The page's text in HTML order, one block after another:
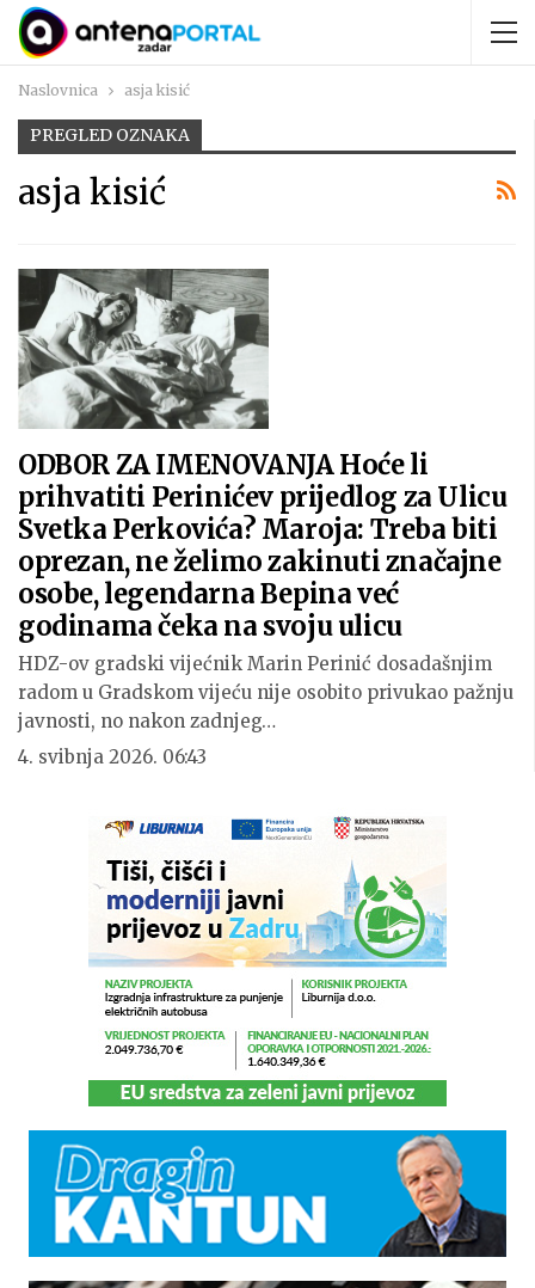
Naslovnica asja kisić
PREGLED OZNAKA
asja kisić
ODBOR ZA IMENOVANJA Hoće li
prihvatiti Perinićev prijedlog za Ulicu
Svetka Perkovića? Maroja: Treba biti
oprezan, ne želimo zakinuti značajne
osobe, legendarna Bepina već
godinama čeka na svoju ulicu
HDZ-ov gradski vijećnik Marin Perinić dosadašnjim
radom u Gradskom vijeću nije osobito privukao pažnju
javnosti, no nakon zadnjeg…
4. svibnja 2026. 06:43